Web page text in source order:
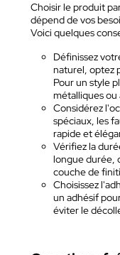
Choisir le produit
dépend de vos
Voici quelques
Définissez
naturel, optez
Pour un style
métalliques
Considérez
spéciaux, les
rapide et
Vérifiez la
longue durée,
couche de
Choisissez
un adhésif
éviter le